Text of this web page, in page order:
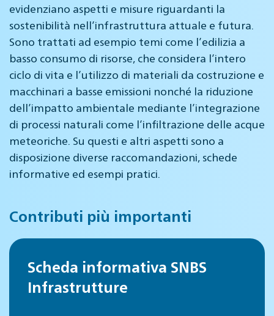
evidenziano aspetti e misure riguardanti la
sostenibilità nell’infrastruttura attuale e futura.
Sono trattati ad esempio temi come l’edilizia a
basso consumo di risorse, che considera l’intero
ciclo di vita e l’utilizzo di materiali da costruzione e
macchinari a basse emissioni nonché la riduzione
dell’impatto ambientale mediante l’integrazione
di processi naturali come l’infiltrazione delle acque
meteoriche. Su questi e altri aspetti sono a
disposizione diverse raccomandazioni, schede
informative ed esempi pratici.
Contributi più importanti
Scheda informativa SNBS
Infrastrutture